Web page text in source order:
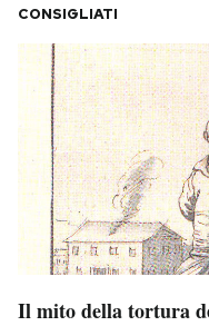
CONSIGLIATI
Il mito della tortura